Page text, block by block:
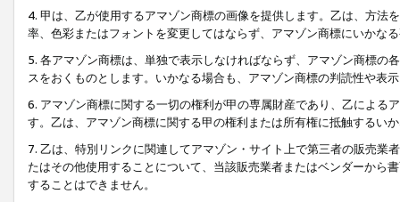
4. 甲は、乙が使用するアマゾン商標の画像を提供します。乙は、方
率、色彩またはフォントを変更してはならず、アマゾン商標にいかな
5. 各アマゾン商標は、単独で表示しなければならず、アマゾン商標
スをおくものとします。いかなる場合も、アマゾン商標の判読性や表
6. アマゾン商標に関する一切の権利が甲の専属財産であり、乙による
す。乙は、アマゾン商標に関する甲の権利または所有権に抵触するい
7. 乙は、特別リンクに関連してアマゾン・サイト上で第三者の販売
たはその他使用することについて、当該販売業者またはベンダーから
することはできません。